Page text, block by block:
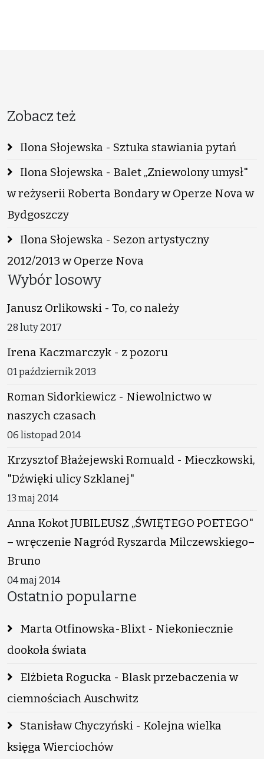
Zobacz też
Ilona Słojewska - Sztuka stawiania pytań
Ilona Słojewska - Balet „Zniewolony umysł"
w reżyserii Roberta Bondary w Operze Nova w
Bydgoszczy
Ilona Słojewska - Sezon artystyczny
2012/2013 w Operze Nova
Wybór losowy
Janusz Orlikowski - To, co należy
28 luty 2017
Irena Kaczmarczyk - z pozoru
01 październik 2013
Roman Sidorkiewicz - Niewolnictwo w
naszych czasach
06 listopad 2014
Krzysztof Błażejewski Romuald - Mieczkowski,
"Dźwięki ulicy Szklanej"
13 maj 2014
Anna Kokot JUBILEUSZ „ŚWIĘTEGO POETEGO"
– wręczenie Nagród Ryszarda Milczewskiego–
Bruno
04 maj 2014
Ostatnio popularne
Marta Otfinowska-Blixt - Niekoniecznie
dookoła świata
Elżbieta Rogucka - Blask przebaczenia w
ciemnościach Auschwitz
Stanisław Chyczyński - Kolejna wielka
księga Wierciochów